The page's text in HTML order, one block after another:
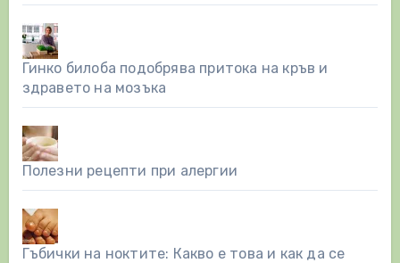
Гинко билоба подобрява притока на кръв и
здравето на мозъка
Полезни рецепти при алергии
Гъбички на ноктите: Какво е това и как да се